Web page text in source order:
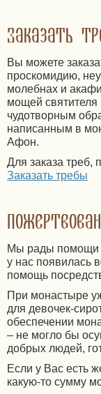
Заказать
Вы можете
проскомидию,
молебнах и
мощей
чудотворным
написанным в
Афон.
Для заказа треб,
Заказать требы
Мы рады помощи
у нас появилась
помощь
При монастыре
для девочек-
обеспечении
– не могло бы
добрых людей,
Если у Вас есть
какую-то сумму